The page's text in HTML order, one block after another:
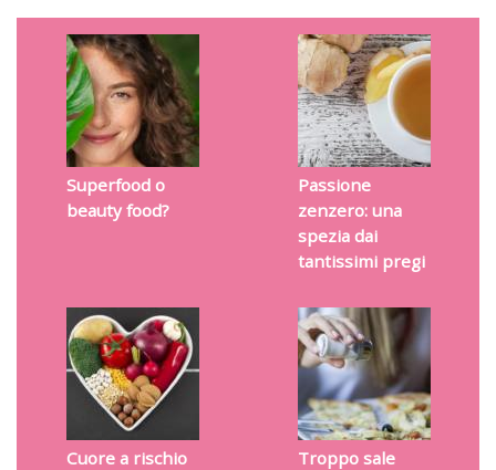
Superfood o
beauty food?
Passione
zenzero: una
spezia dai
tantissimi pregi
Cuore a rischio
Troppo sale